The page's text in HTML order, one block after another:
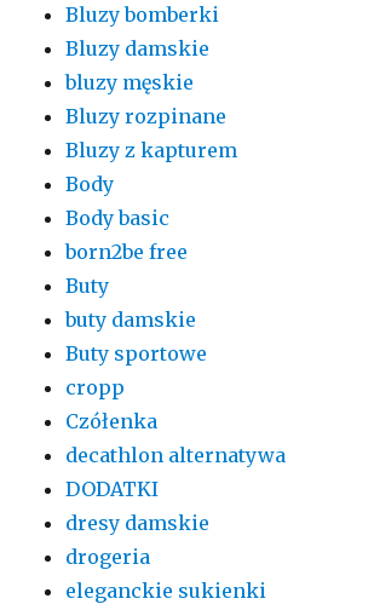
Bluzy bomberki
Bluzy damskie
bluzy męskie
Bluzy rozpinane
Bluzy z kapturem
Body
Body basic
born2be free
Buty
buty damskie
Buty sportowe
cropp
Czółenka
decathlon alternatywa
DODATKI
dresy damskie
drogeria
eleganckie sukienki